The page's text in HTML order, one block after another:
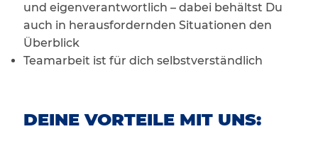
und eigenverantwortlich – dabei behältst Du
auch in herausfordernden Situationen den
Überblick
Teamarbeit ist für dich selbstverständlich
DEINE VORTEILE MIT UNS: